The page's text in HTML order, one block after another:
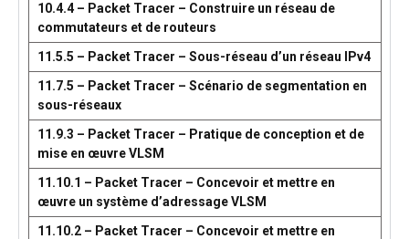
10.4.4 – Packet Tracer – Construire un réseau de
commutateurs et de routeurs
11.5.5 – Packet Tracer – Sous-réseau d’un réseau IPv4
11.7.5 – Packet Tracer – Scénario de segmentation en
sous-réseaux
11.9.3 – Packet Tracer – Pratique de conception et de
mise en œuvre VLSM
11.10.1 – Packet Tracer – Concevoir et mettre en
œuvre un système d’adressage VLSM
11.10.2 – Packet Tracer – Concevoir et mettre en